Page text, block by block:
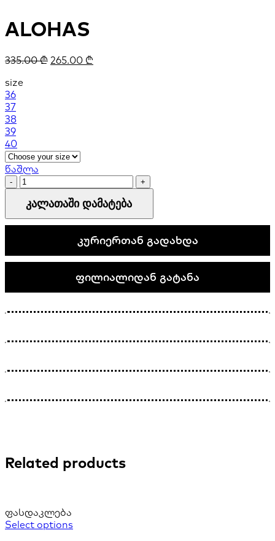
ALOHAS
335.00₾ 265.00 ₾
size
36
37
38
39
40
წაშლა
ALOHAS
quantity
კალათაში დამატება
კურიერთან გადახდა
ფილიალიდან გატანა
Related products
ფასდაკლება
Select options